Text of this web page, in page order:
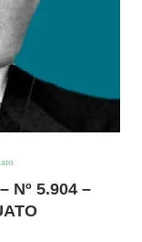
Nº 5.904 –